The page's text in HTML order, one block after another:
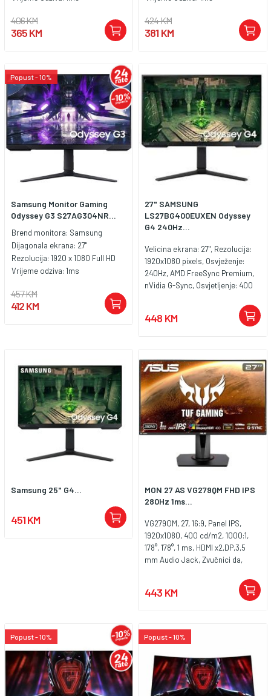
406 KM
365 KM
424 KM
381 KM
Popust - 10%
Samsung Monitor Gaming
Odyssey G3 S27AG304NR...
Brend monitora: Samsung
Dijagonala ekrana: 27"
Rezolucija: 1920 x 1080 Full HD
Vrijeme odziva: 1ms
457 KM
412 KM
27" SAMSUNG
LS27BG400EUXEN Odyssey
G4 240Hz...
Velicina ekrana: 27", Rezolucija:
1920x1080 pixels, Osvježenje:
240Hz, AMD FreeSync Premium,
nVidia G-Sync, Osvjetljenje: 400
Priključci: 2xHDMI, Displayport 1.2
448 KM
Samsung 25" G4...
451 KM
MON 27 AS VG279QM FHD IPS
280Hz 1ms...
VG279QM, 27, 16:9, Panel IPS,
1920x1080, 400 cd/m2, 1000:1,
178°, 178°, 1 ms, HDMI x2,DP,3,5
mm Audio Jack, Zvučnici da,
visini,tilt,swivel, Frameless
DisplayHDR 400, Flicker-free,
Low Blue Light
443 KM
Popust - 10% Popust - 10%